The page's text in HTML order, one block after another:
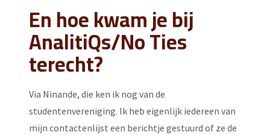
En hoe kwam je bij
AnalitiQs/No Ties
terecht?
Via Ninande, die ken ik nog van de
studentenvereniging. Ik heb eigenlijk iedereen van
mijn contactenlijst een berichtje gestuurd of ze de